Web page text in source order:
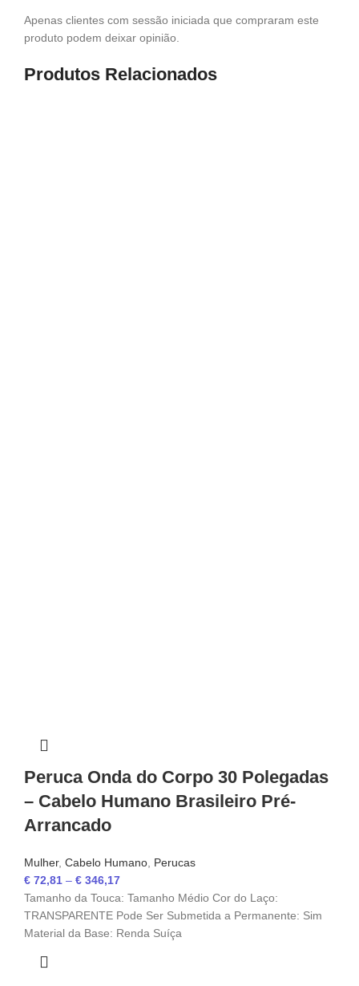
Apenas clientes com sessão iniciada que compraram este
produto podem deixar opinião.
Produtos Relacionados
Peruca Onda do Corpo 30 Polegadas
– Cabelo Humano Brasileiro Pré-
Arrancado
Mulher, Cabelo Humano, Perucas
€ 72,81 – € 346,17
Tamanho da Touca: Tamanho Médio Cor do Laço:
TRANSPARENTE Pode Ser Submetida a Permanente: Sim
Material da Base: Renda Suíça